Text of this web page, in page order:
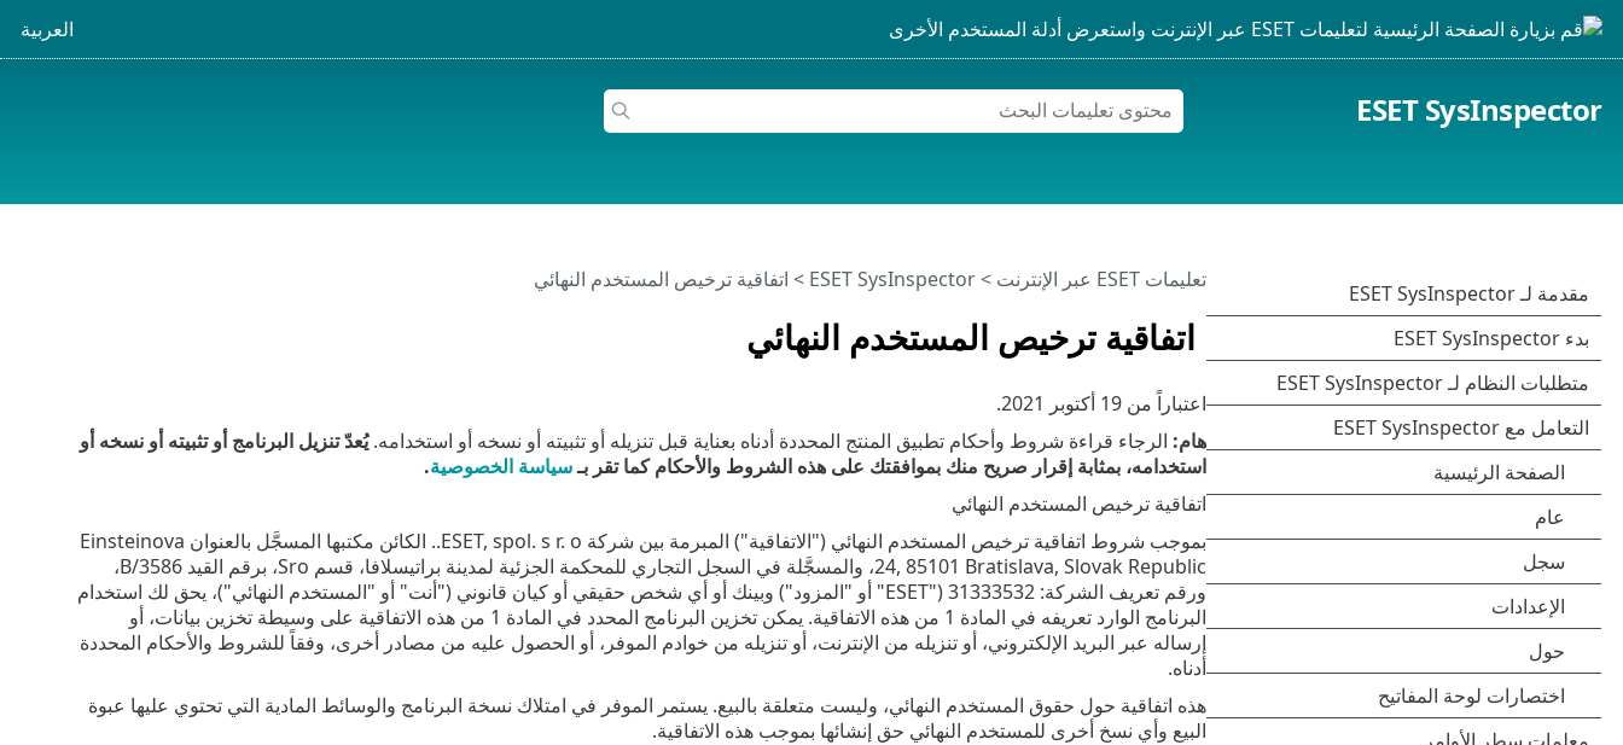
العربية
ESET SysInspector
اتفاقية ترخيص المستخدم النهائي
تعليمات ESET عبر الإنترنت >
ESET SysInspector
> اتفاقية ترخيص المستخدم النهائي
اعتباراً من 19 أكتوبر 2021
.
هام: الرجاء قراءة شروط وأحكام تطبيق المنتج المحددة أدناه بعناية قبل تنزيله أو تثبيته أو نسخه أو استخدامه.يُعدّ تنزيل البرنامج أو تثبيته أو نسخه أو
استخدامه، بمثابة إقرار صريح منك بموافقتك على هذه الشروط والأحكام كما تقر بـسياسة الخصوصية.
اتفاقية ترخيص المستخدم النهائي
بموجب شروط اتفاقية ترخيص المستخدم النهائي ("الاتفاقية") المبرمة بين شركة ESET, spol. s r. o.. الكائن مكتبها المسجَّل بالعنوان Einsteinova
24, 85101 Bratislava, Slovak Republic، والمسجَّلة في السجل التجاري للمحكمة الجزئية لمدينة براتيسلافا، قسم Sro، برقم القيد 3586/B،
ورقم تعريف الشركة: 31333532 ("ESET" أو "المزود") وبينك أو أي شخص حقيقي أو كيان قانوني ("أنت" أو "المستخدم النهائي")، يحق لك استخدام
البرنامج الوارد تعريفه في المادة 1 من هذه الاتفاقية. يمكن تخزين البرنامج المحدد في المادة 1 من هذه الاتفاقية على وسيطة تخزين بيانات، أو
إرساله عبر البريد الإلكتروني، أو تنزيله من الإنترنت، أو تنزيله من خوادم الموفر، أو الحصول عليه من مصادر أخرى، وفقاً للشروط والأحكام المحددة
أدناه.
هذه اتفاقية حول حقوق المستخدم النهائي، وليست متعلقة بالبيع. يستمر الموفر في امتلاك نسخة البرنامج والوسائط المادية التي تحتوي عليها عبوة
البيع وأي نسخ أخرى للمستخدم النهائي حق إنشائها بموجب هذه الاتفاقية.